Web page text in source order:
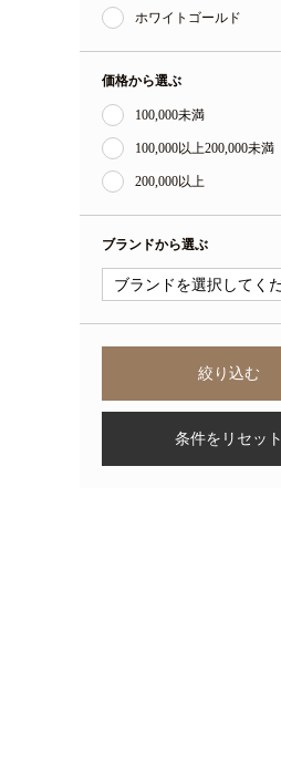
ホワイトゴールド
価格から選ぶ
100,000未満
100,000以上200,000未満
200,000以上
ブランドから選ぶ
条件をリセット